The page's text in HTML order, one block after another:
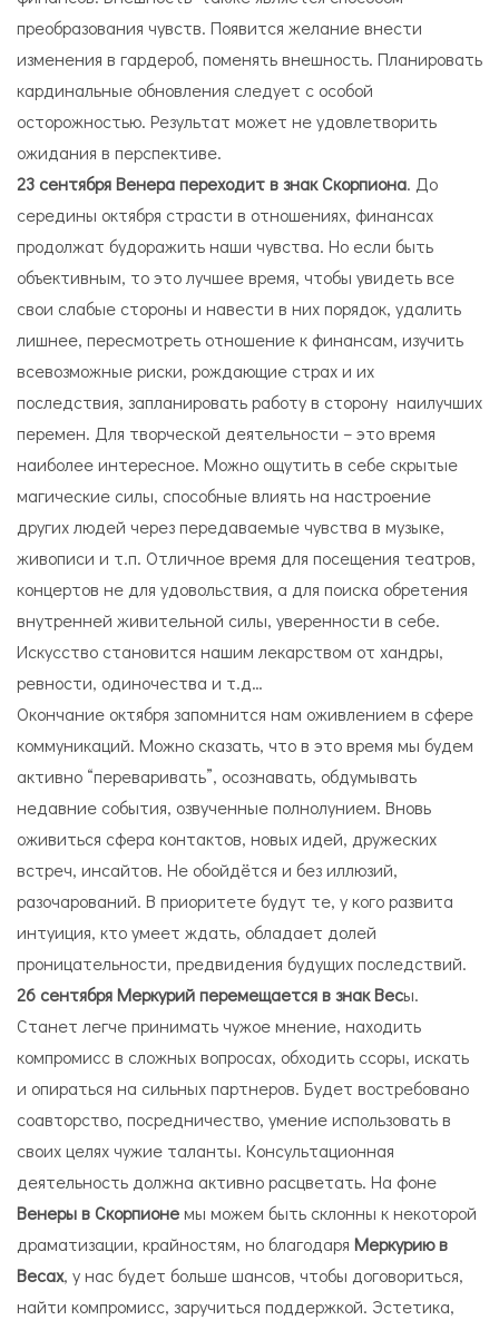
преобразования чувств. Появится желание внести
изменения в гардероб, поменять внешность. Планировать
кардинальные обновления следует с особой
осторожностью. Результат может не удовлетворить
ожидания в перспективе.
23 сентября Венера переходит в знак Скорпиона. До
середины октября страсти в отношениях, финансах
продолжат будоражить наши чувства. Но если быть
объективным, то это лучшее время, чтобы увидеть все
свои слабые стороны и навести в них порядок, удалить
лишнее, пересмотреть отношение к финансам, изучить
всевозможные риски, рождающие страх и их
последствия, запланировать работу в сторону наилучших
перемен. Для творческой деятельности – это время
наиболее интересное. Можно ощутить в себе скрытые
магические силы, способные влиять на настроение
других людей через передаваемые чувства в музыке,
живописи и т.п. Отличное время для посещения театров,
концертов не для удовольствия, а для поиска обретения
внутренней живительной силы, уверенности в себе.
Искусство становится нашим лекарством от хандры,
ревности, одиночества и т.д…
Окончание октября запомнится нам оживлением в сфере
коммуникаций. Можно сказать, что в это время мы будем
активно “переваривать”, осознавать, обдумывать
недавние события, озвученные полнолунием. Вновь
оживиться сфера контактов, новых идей, дружеских
встреч, инсайтов. Не обойдётся и без иллюзий,
разочарований. В приоритете будут те, у кого развита
интуиция, кто умеет ждать, обладает долей
проницательности, предвидения будущих последствий.
26 сентября Меркурий перемещается в знак Весы.
Станет легче принимать чужое мнение, находить
компромисс в сложных вопросах, обходить ссоры, искать
и опираться на сильных партнеров. Будет востребовано
соавторство, посредничество, умение использовать в
своих целях чужие таланты. Консультационная
деятельность должна активно расцветать. На фоне
Венеры в Скорпионемы можем быть склонны к некоторой
драматизации, крайностям, но благодаря Меркурию в
Весах, у нас будет больше шансов, чтобы договориться,
найти компромисс, заручиться поддержкой. Эстетика,